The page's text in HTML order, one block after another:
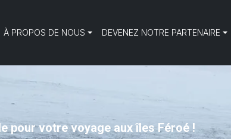
À PROPOS DE NOUS DEVENEZ NOTRE PARTENAIRE
pour votre voyage aux îles Féroé !